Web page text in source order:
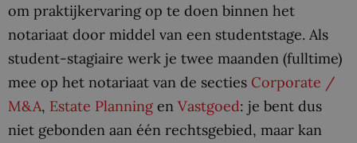
om praktijkervaring op te doen binnen het
notariaat door middel van een studentstage. Als
student-stagiaire werk je twee maanden (fulltime)
mee op het notariaat van de secties Corporate /
M&A, Estate Planning en Vastgoed: je bent dus
niet gebonden aan één rechtsgebied, maar kan